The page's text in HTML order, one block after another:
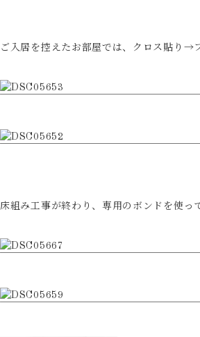
ご入居を控えたお部屋では、クロス貼り→
床組み工事が終わり、専用のボンドを使っ